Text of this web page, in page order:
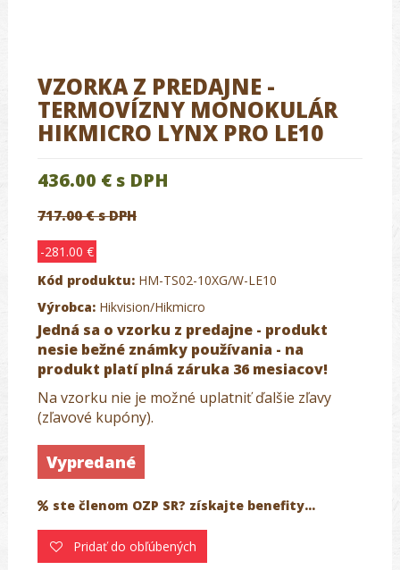
VZORKA Z PREDAJNE -
TERMOVÍZNY MONOKULÁR
HIKMICRO LYNX PRO LE10
436.00 € s DPH
717.00 € s DPH
-281.00 €
Kód produktu: HM-TS02-10XG/W-LE10
Výrobca: Hikvision/Hikmicro
Jedná sa o vzorku z predajne - produkt
nesie bežné známky používania - na
produkt platí plná záruka 36 mesiacov!
Na vzorku nie je možné uplatniť ďalšie zľavy
(zľavové kupóny).
Vypredané
ste členom OZP SR? získajte benefity...
Pridať do obľúbených